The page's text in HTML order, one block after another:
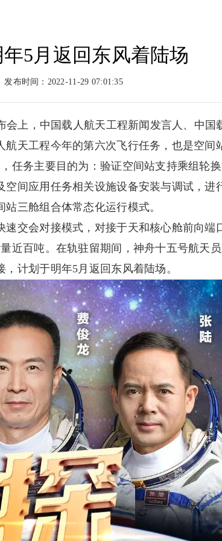
柴油系列
5月返回东风着陆场
发布时间：2022-11-29 07:01:35
上，中国载人航天工程新闻发言人、中国
天工程今年的第六次飞行任务，也是空间
任务主要目的为：验证空间站支持乘组轮
间应用任务相关设施设备安装与调试，进
三舱组合体常态化运行模式。
交会对接模式，对接于天和核心舱前向端
近百吨。在轨驻留期间，神舟十五号航天
计划于明年5月返回东风着陆场。